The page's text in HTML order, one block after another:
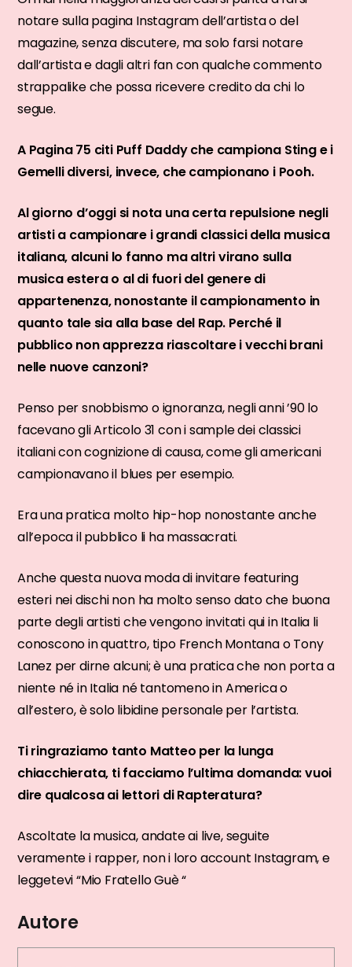
notare sulla pagina Instagram dell’artista o del
magazine, senza discutere, ma solo farsi notare
dall’artista e dagli altri fan con qualche commento
strappalike che possa ricevere credito da chi lo
segue.
A Pagina 75 citi Puff Daddy che campiona Sting e i
Gemelli diversi, invece, che campionano i Pooh.
Al giorno d’oggi si nota una certa repulsione negli
artisti a campionare i grandi classici della musica
italiana, alcuni lo fanno ma altri virano sulla
musica estera o al di fuori del genere di
appartenenza, nonostante il campionamento in
quanto tale sia alla base del Rap. Perché il
pubblico non apprezza riascoltare i vecchi brani
nelle nuove canzoni?
Penso per snobbismo o ignoranza, negli anni ’90 lo
facevano gli Articolo 31 con i sample dei classici
italiani con cognizione di causa, come gli americani
campionavano il blues per esempio.
Era una pratica molto hip-hop nonostante anche
all’epoca il pubblico li ha massacrati.
Anche questa nuova moda di invitare featuring
esteri nei dischi non ha molto senso dato che buona
parte degli artisti che vengono invitati qui in Italia li
conoscono in quattro, tipo French Montana o Tony
Lanez per dirne alcuni; è una pratica che non porta a
niente né in Italia né tantomeno in America o
all’estero, è solo libidine personale per l’artista.
Ti ringraziamo tanto Matteo per la lunga
chiacchierata, ti facciamo l’ultima domanda: vuoi
dire qualcosa ai lettori di Rapteratura?
Ascoltate la musica, andate ai live, seguite
veramente i rapper, non i loro account Instagram, e
leggetevi “Mio Fratello Guè “
Autore